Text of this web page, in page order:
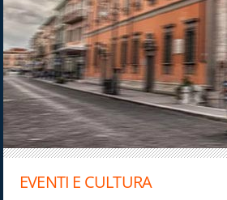
EVENTI E CULTURA